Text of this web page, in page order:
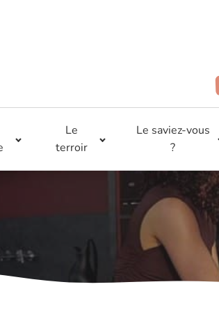
Le
terroir
Le saviez-vous
?